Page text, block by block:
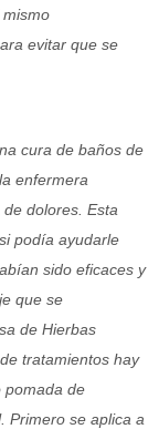
evitar que se
cura de baños de
enfermera
dolores. Esta
podía ayudarle
sido eficaces y
que se
de Hierbas
tratamientos hay
pomada de
Primero se aplica a